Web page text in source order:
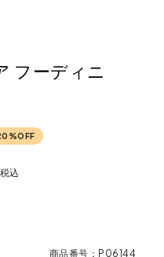
フーディニ
税込
商品番号 P06144